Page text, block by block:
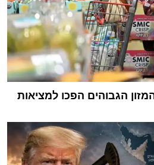
הגבוהים הפכו למציאות